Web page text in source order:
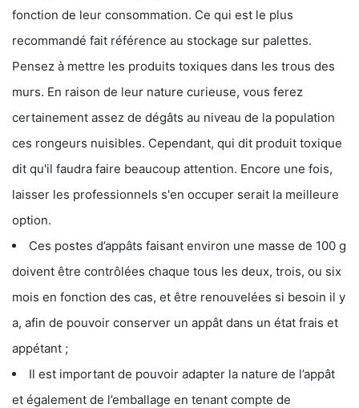
fonction de leur consommation. Ce qui est le plus
recommandé fait référence au stockage sur palettes.
Pensez à mettre les produits toxiques dans les trous des
murs. En raison de leur nature curieuse, vous ferez
certainement assez de dégâts au niveau de la population
ces rongeurs nuisibles. Cependant, qui dit produit toxique
dit qu'il faudra faire beaucoup attention. Encore une fois,
laisser les professionnels s'en occuper serait la meilleure
option.
Ces postes d’appâts faisant environ une masse de 100 g
doivent être contrôlées chaque tous les deux, trois, ou six
mois en fonction des cas, et être renouvelées si besoin il y
a, afin de pouvoir conserver un appât dans un état frais et
appétant ;
Il est important de pouvoir adapter la nature de l’appât
et également de l’emballage en tenant compte de